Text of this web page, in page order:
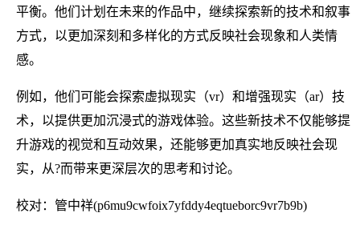
平衡。他们计划在未来的作品中，继续探索新的技术和叙事
方式，以更加深刻和多样化的方式反映社会现象和人类情
感。
例如，他们可能会探索虚拟现实（vr）和增强现实（ar）技
术，以提供更加沉浸式的游戏体验。这些新技术不仅能够提
升游戏的视觉和互动效果，还能够更加真实地反映社会现
实，从?而带来更深层次的思考和讨论。
校对：管中祥(p6mu9cwfoix7yfddy4eqtueborc9vr7b9b)